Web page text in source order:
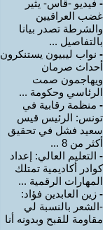
- فيديو -قاس- يثير
غضب العراقيين
والشرطة تصدر بيانا
بالتفاصيل ...
- نواب ليبيون يستنكرون
أحداث صرمان
ويهاجمون صمت
الرئاسي وحكومة ...
- منظمة رقابية في
تونس: الرئيس قيس
سعيد فشل في تحقيق
أكثر من 8 ...
- التعليم العالي: إعداد
كوادر أكاديمية تمتلك
المهارات الرقمية ...
- زين العابدين فؤاد:
-الشعر بالنسبة لي
مقاومة للقبح وبدونه أنا